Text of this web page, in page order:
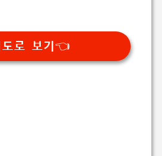
도로 보기👈